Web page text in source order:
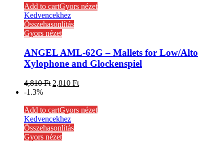
Add to cartGyors nézet
Kedvencekhez
Összehasonlítás
Gyors nézet
ANGEL AML-62G – Mallets for Low/Alto
Xylophone and Glockenspiel
4,810Ft 2,810 Ft
-1.3%
Add to cartGyors nézet
Kedvencekhez
Összehasonlítás
Gyors nézet